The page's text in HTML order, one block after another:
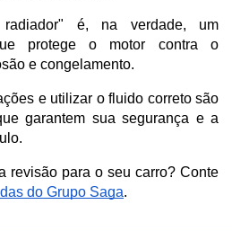
é, na verdade, um
protege o motor contra o
e congelamento.
e utilizar o fluido correto são
garantem sua segurança e a
revisão para o seu carro? Conte
do Grupo Saga.